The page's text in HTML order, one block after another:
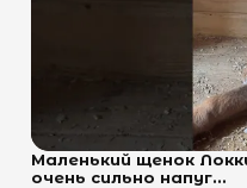
Маленький щенок
очень сильно напуг...